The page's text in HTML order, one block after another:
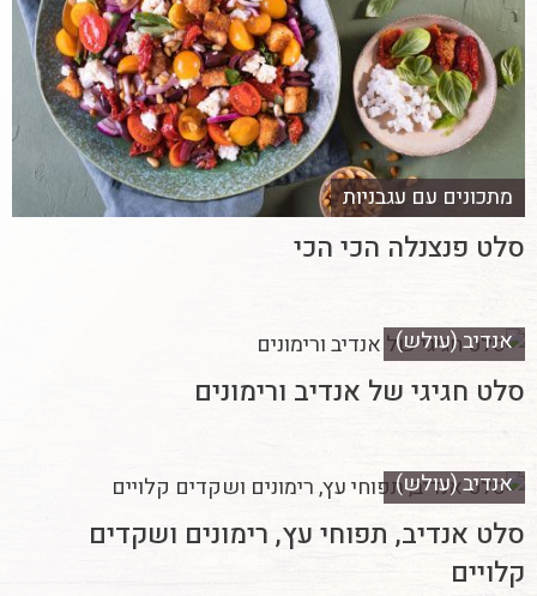
מתכונים עם עגבניות
סלט פנצנלה הכי הכי
אנדיב (עולש)
סלט חגיגי של אנדיב ורימונים
אנדיב (עולש)
סלט אנדיב, תפוחי עץ, רימונים ושקדים
קלויים